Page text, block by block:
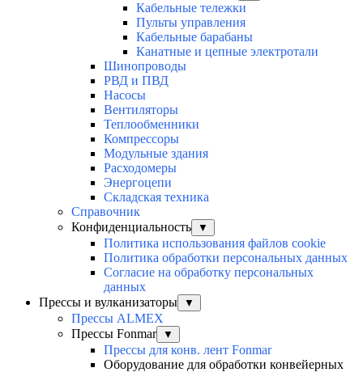
Кабельные тележки
Пульты управления
Кабельные барабаны
Канатные и цепные электротали
Шинопроводы
РВД и ПВД
Насосы
Вентиляторы
Теплообменники
Компрессоры
Модульные здания
Расходомеры
Энергоцепи
Складская техника
Справочник
Конфиденциальность
▼
Политика использования файлов cookie
Политика обработки персональных данных
Согласие на обработку персональных
данных
Прессы и вулканизаторы
▼
Прессы ALMEX
Прессы Fonmar
▼
Прессы для конв. лент Fonmar
Оборудование для обработки конвейерных